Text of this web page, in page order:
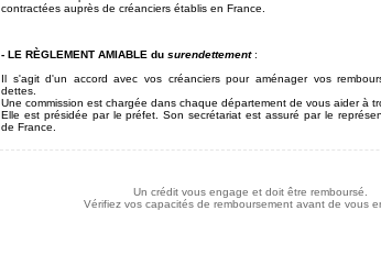
contractées auprès de créanciers établis en France.
- LE RÈGLEMENT AMIABLE du surendettement:
Il s'agit d'un accord avec vos créanciers pour aménager vos
dettes.
Une commission est chargée dans chaque département de vous aider à
Elle est présidée par le préfet. Son secrétariat est assuré par le
de France.
Un crédit vous engage et doit être remboursé.
Vérifiez vos capacités de remboursement avant de vous